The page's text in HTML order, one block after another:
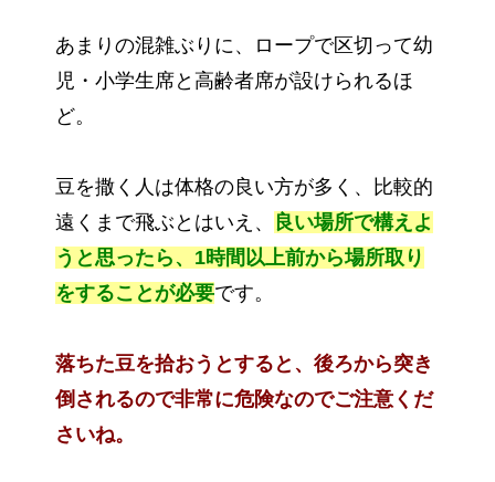
あまりの混雑ぶりに、ロープで区切って幼
児・小学生席と高齢者席が設けられるほ
ど。
豆を撒く人は体格の良い方が多く、比較的
遠くまで飛ぶとはいえ、
良い場所で構えよ
うと思ったら、1時間以上前から場所取り
をすることが必要です。
落ちた豆を拾おうとすると、後ろから突き
倒されるので非常に危険なのでご注意くだ
さいね。